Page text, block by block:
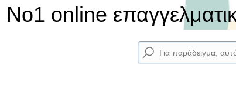
No1 online